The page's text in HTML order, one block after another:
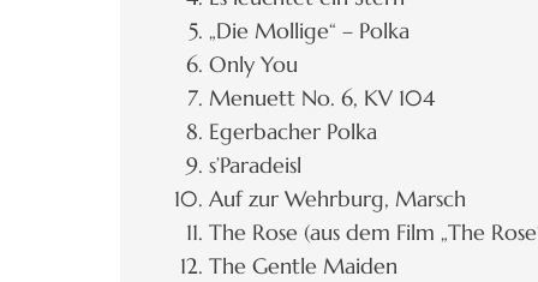
„Die Mollige“ – Polka
Only You
Menuett No. 6, KV 104
Egerbacher Polka
s’Paradeisl
Auf zur Wehrburg, Marsch
The Rose (aus dem Film „The
The Gentle Maiden